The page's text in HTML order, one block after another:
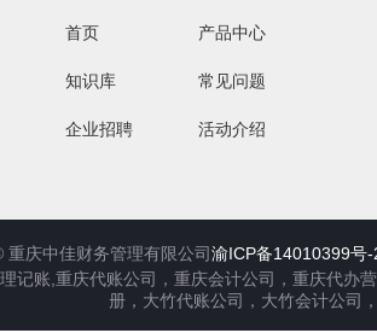
首页 产品中心
知识库 常见问题
企业招聘 活动介绍
重庆中佳财务管理有限公司渝ICP备14010399号-
记账,重庆代账公司，重庆会计公司，重庆代办
册，大竹代账公司，大竹会计公司